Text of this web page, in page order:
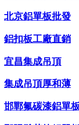
北京鋁單板批發
鋁扣板工廠直銷
宜昌集成吊頂
集成吊頂厚和薄
邯鄲氟碳漆鋁單板